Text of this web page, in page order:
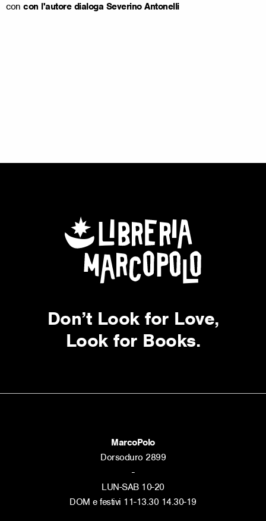
con con l'autore dialoga Severino Antonelli
Don’t Look for Love,
Look for Books.
MarcoPolo
Dorsoduro 2899
-
LUN-SAB 10-20
DOM e festivi 11-13.30 14.30-19